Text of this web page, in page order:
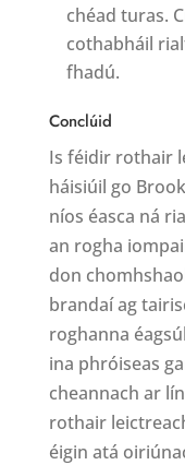
chéad turas.
cothabháil
fhadú.
Conclúid
Is féidir rothair
háisiúil go
níos éasca ná
an rogha
don
brandaí ag
roghanna
ina phróiseas
cheannach ar
rothair
éigin atá